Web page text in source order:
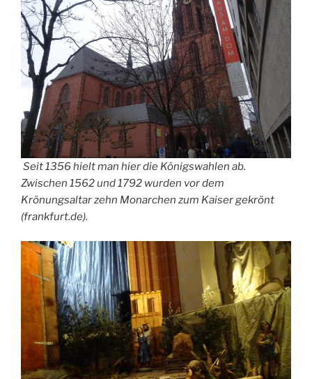
Seit 1356 hielt man hier die Königswahlen ab.
Zwischen 1562 und 1792 wurden vor dem
Krönungsaltar zehn Monarchen zum Kaiser gekrönt
(frankfurt.de).